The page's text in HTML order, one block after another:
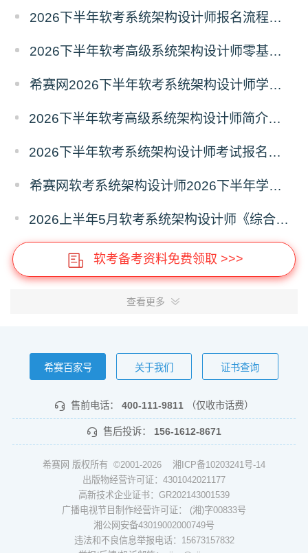
2026下半年软考系统架构设计师报名流程及注意事项
2026下半年软考高级系统架构设计师零基础备考建议
希赛网2026下半年软考系统架构设计师学习打卡表
2026下半年软考高级系统架构设计师简介（考试重点+范围）
2026下半年软考系统架构设计师考试报名什么时候开始？
希赛网软考系统架构设计师2026下半年学习计划
2026上半年5月软考系统架构设计师《综合知识》真题答案汇总
软考备考资料免费领取 >>>
查看更多
希赛百家号 关于我们 证书查询
售前电话： 400-111-9811 （仅收市话费）
售后投诉： 156-1612-8671
希赛网 版权所有 ©2001-2026 湘ICP备10203241号-14
出版物经营许可证：4301042021177
高新技术企业证书：GR202143001539
广播电视节目制作经营许可证： (湘)字00833号
湘公网安备43019002000749号
违法和不良信息举报电话：15673157832